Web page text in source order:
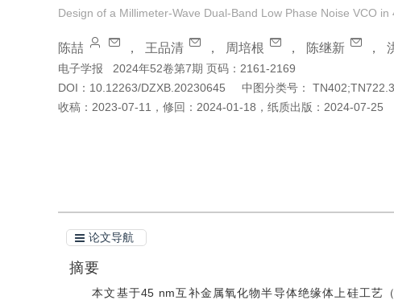
Design of a Millimeter-Wave Dual-Band Low Phase Noise VCO
陈喆 ， 王品清 ， 周培根 ， 陈继新 ，
电子学报
2024年52卷第7期 页码：2161-2169
DOI： 10.12263/DZXB.20230645 中图分类号：
TN402;TN722.3
收稿： 2023-07-11 ， 修回： 2024-01-18 ， 纸质出版： 2024-07-25
论文导航
摘要
本文基于45 nm互补金属氧化物半导体绝缘体上硅工艺